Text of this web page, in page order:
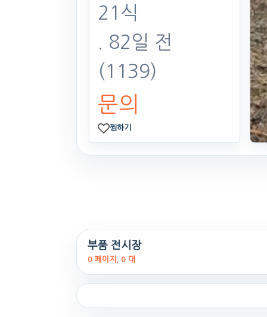
21식
. 82일 전
(1139)
문의
찜하기
부품 전시장
0 페이지, 0 대